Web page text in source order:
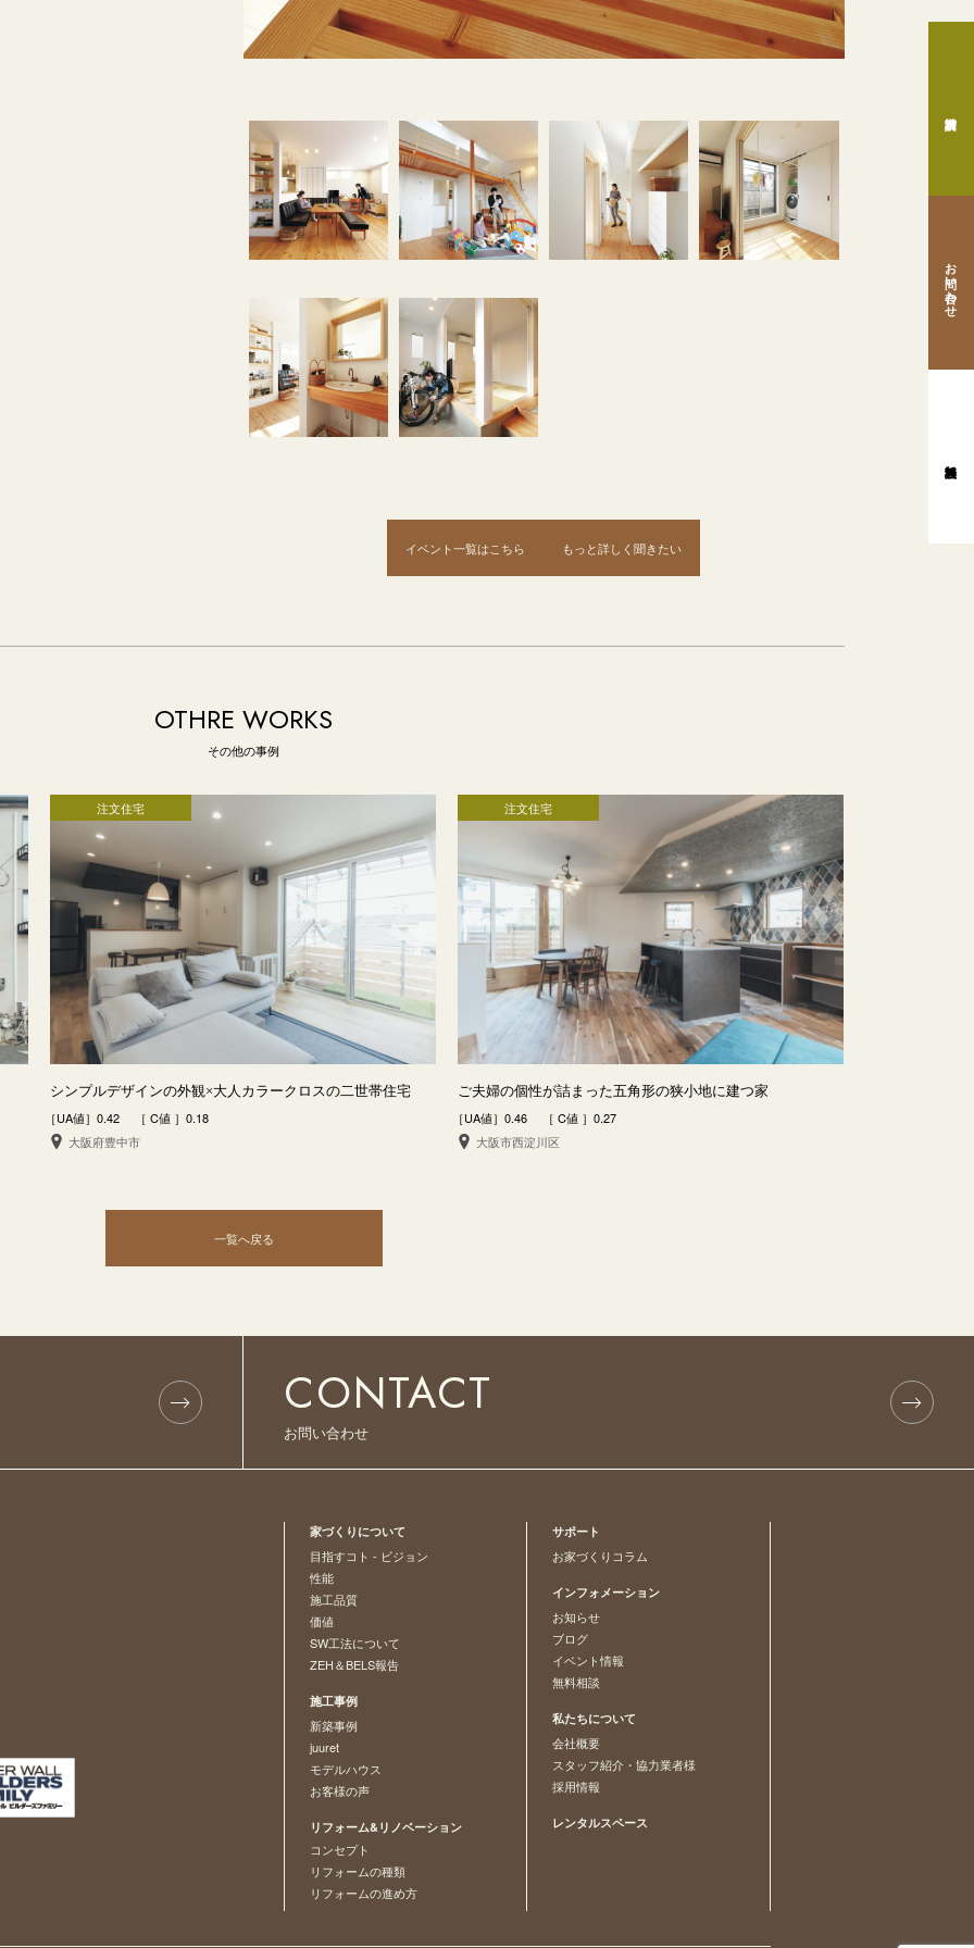
イベント一覧はこちら もっと詳しく聞きたい
OTHRE WORKS
その他の事例
注文住宅
シンプルデザインの外観×大人カラークロスの二世帯住宅
［UA値］0.42 ［ C値 ］0.18
大阪府豊中市
注文住宅
ご夫婦の個性が詰まった五角形の狭小地に建つ家
［UA値］0.46 ［ C値 ］0.27
大阪市西淀川区
一覧へ戻る
CONTACT
お問い合わせ
家づくりについて
目指すコト - ビジョン
性能
施工品質
価値
SW工法について
ZEH＆BELS報告
施工事例
新築事例
juuret
モデルハウス
お客様の声
リフォーム&リノベーション
コンセプト
リフォームの種類
リフォームの進め方
サポート
お家づくりコラム
インフォメーション
お知らせ
ブログ
イベント情報
無料相談
私たちについて
会社概要
スタッフ紹介・協力業者様
採用情報
レンタルスペース
お問い合わせ